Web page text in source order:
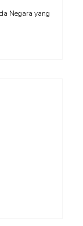
Negara yang